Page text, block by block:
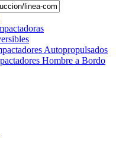
Autopropulsados
Hombre a Bordo